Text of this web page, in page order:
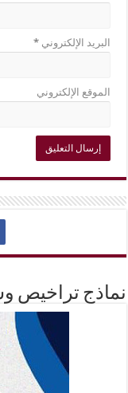
البريد الإلكتروني*
الموقع الإلكتروني
نماذج تراخيص